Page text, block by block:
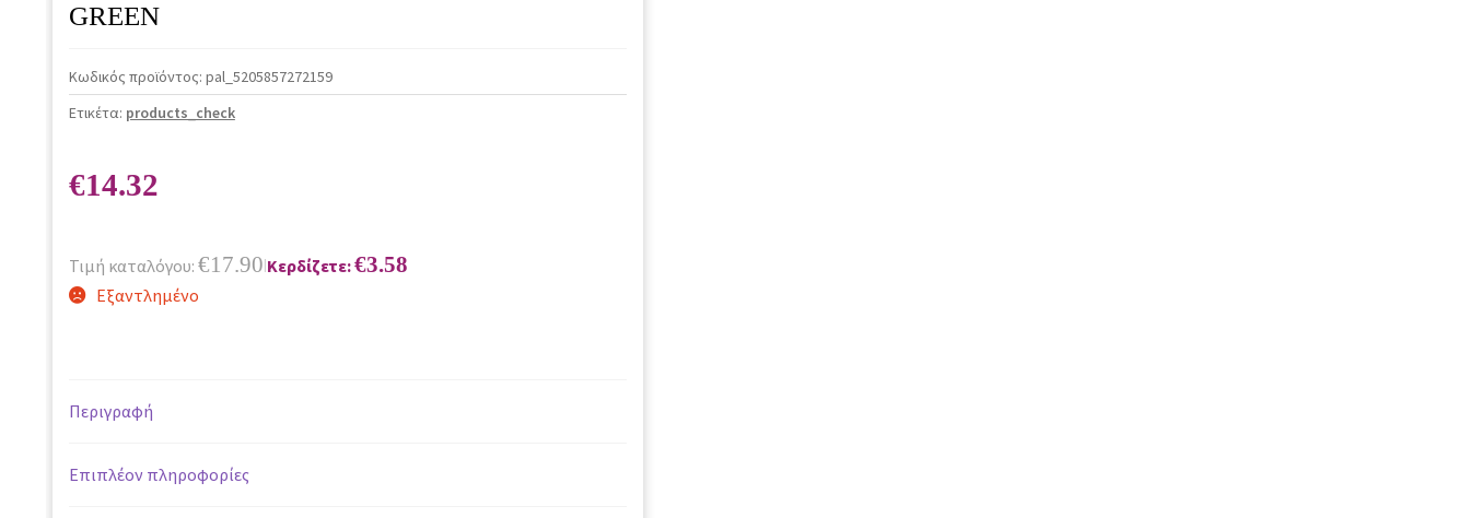
GREEN
Κωδικός προϊόντος: pal_5205857272159
Ετικέτα: products_check
€14.32
Τιμή καταλόγου: €17.90|Κερδίζετε:€3.58
Εξαντλημένο
Περιγραφή
Επιπλέον πληροφορίες